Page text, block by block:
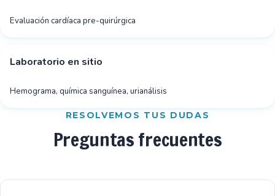
Evaluación cardíaca pre-quirúrgica
Laboratorio en sitio
Hemograma, química sanguínea, urianálisis
RESOLVEMOS TUS DUDAS
Preguntas frecuentes